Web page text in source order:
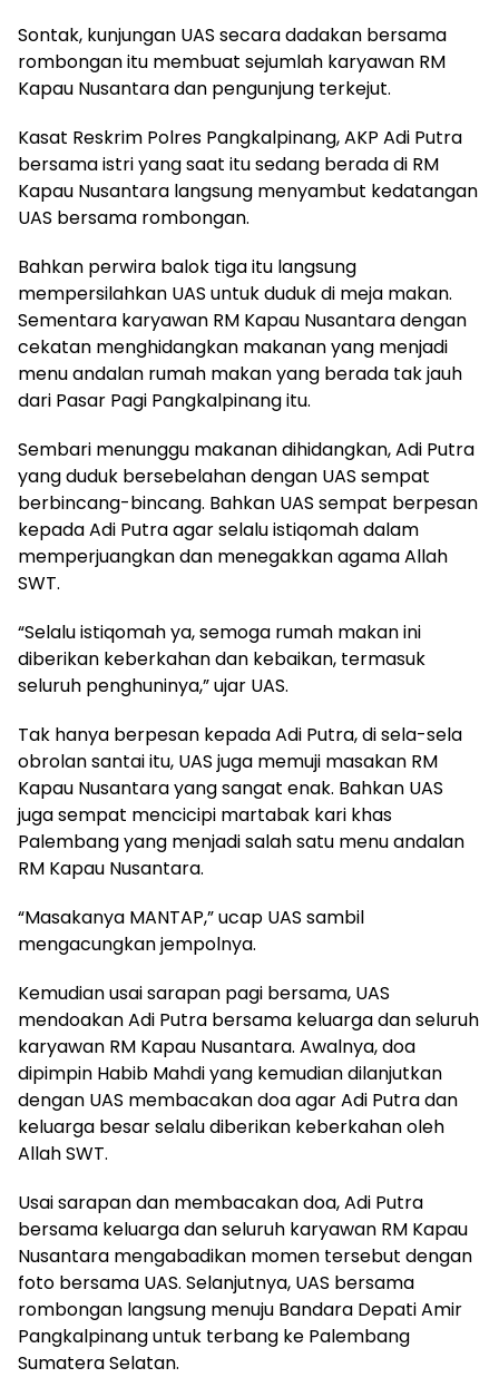
Sontak, kunjungan UAS secara dadakan bersama
rombongan itu membuat sejumlah karyawan RM
Kapau Nusantara dan pengunjung terkejut.
Kasat Reskrim Polres Pangkalpinang, AKP Adi Putra
bersama istri yang saat itu sedang berada di RM
Kapau Nusantara langsung menyambut kedatangan
UAS bersama rombongan.
Bahkan perwira balok tiga itu langsung
mempersilahkan UAS untuk duduk di meja makan.
Sementara karyawan RM Kapau Nusantara dengan
cekatan menghidangkan makanan yang menjadi
menu andalan rumah makan yang berada tak jauh
dari Pasar Pagi Pangkalpinang itu.
Sembari menunggu makanan dihidangkan, Adi Putra
yang duduk bersebelahan dengan UAS sempat
berbincang-bincang. Bahkan UAS sempat berpesan
kepada Adi Putra agar selalu istiqomah dalam
memperjuangkan dan menegakkan agama Allah
SWT.
“Selalu istiqomah ya, semoga rumah makan ini
diberikan keberkahan dan kebaikan, termasuk
seluruh penghuninya,” ujar UAS.
Tak hanya berpesan kepada Adi Putra, di sela-sela
obrolan santai itu, UAS juga memuji masakan RM
Kapau Nusantara yang sangat enak. Bahkan UAS
juga sempat mencicipi martabak kari khas
Palembang yang menjadi salah satu menu andalan
RM Kapau Nusantara.
“Masakanya MANTAP,” ucap UAS sambil
mengacungkan jempolnya.
Kemudian usai sarapan pagi bersama, UAS
mendoakan Adi Putra bersama keluarga dan seluruh
karyawan RM Kapau Nusantara. Awalnya, doa
dipimpin Habib Mahdi yang kemudian dilanjutkan
dengan UAS membacakan doa agar Adi Putra dan
keluarga besar selalu diberikan keberkahan oleh
Allah SWT.
Usai sarapan dan membacakan doa, Adi Putra
bersama keluarga dan seluruh karyawan RM Kapau
Nusantara mengabadikan momen tersebut dengan
foto bersama UAS. Selanjutnya, UAS bersama
rombongan langsung menuju Bandara Depati Amir
Pangkalpinang untuk terbang ke Palembang
Sumatera Selatan.